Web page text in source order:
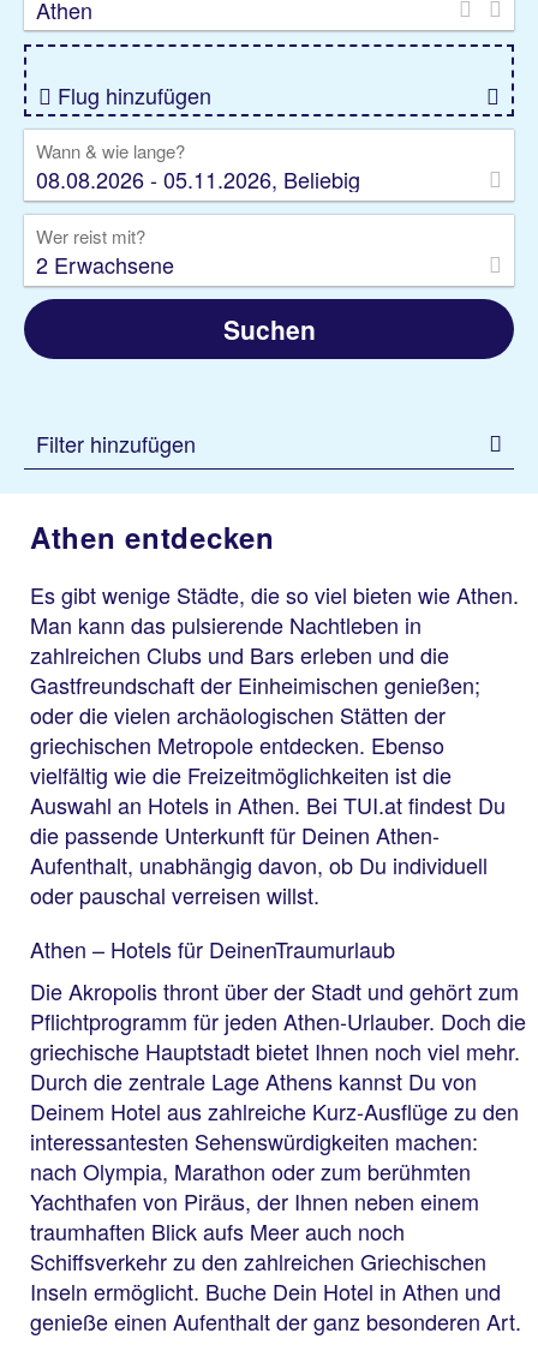
Gruppenreise
Camper Privattransfer
Flug hinzufügen
Wann & wie lange?
08.08.2026 - 05.11.2026, Beliebig
Wer reist mit?
2 Erwachsene
Suchen
Filter hinzufügen
Athen entdecken
Es gibt wenige Städte, die so viel bieten wie Athen.
Man kann das pulsierende Nachtleben in
zahlreichen Clubs und Bars erleben und die
Gastfreundschaft der Einheimischen genießen;
oder die vielen archäologischen Stätten der
griechischen Metropole entdecken. Ebenso
vielfältig wie die Freizeitmöglichkeiten ist die
Auswahl an Hotels in Athen. Bei TUI.at findest Du
die passende Unterkunft für Deinen Athen-
Aufenthalt, unabhängig davon, ob Du individuell
oder pauschal verreisen willst.
Athen – Hotels für DeinenTraumurlaub
Die Akropolis thront über der Stadt und gehört zum
Pflichtprogramm für jeden Athen-Urlauber. Doch die
griechische Hauptstadt bietet Ihnen noch viel mehr.
Durch die zentrale Lage Athens kannst Du von
Deinem Hotel aus zahlreiche Kurz-Ausflüge zu den
interessantesten Sehenswürdigkeiten machen:
nach Olympia, Marathon oder zum berühmten
Yachthafen von Piräus, der Ihnen neben einem
traumhaften Blick aufs Meer auch noch
Schiffsverkehr zu den zahlreichen Griechischen
Inseln ermöglicht. Buche Dein Hotel in Athen und
genieße einen Aufenthalt der ganz besonderen Art.